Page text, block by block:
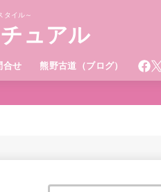
タイル～
ュアル
合せ 熊野古道（ブログ）